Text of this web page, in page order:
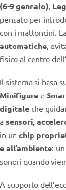
(6-9 gennaio),
pensato per
con i mattoncini.
automatiche,
fisico al centro
Il sistema si basa
Minifigure e
digitale che
a sensori,
in un chip
e all’ambiente:
sonori quando
A supporto